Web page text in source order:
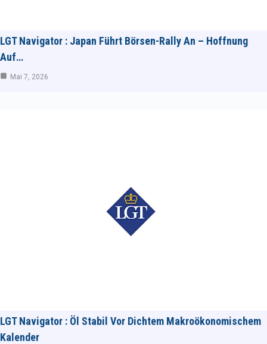
LGT Navigator : Japan Führt Börsen-Rally An – Hoffnung
Auf…
Mai 7, 2026
LGT Navigator : Öl Stabil Vor Dichtem Makroökonomischem
Kalender